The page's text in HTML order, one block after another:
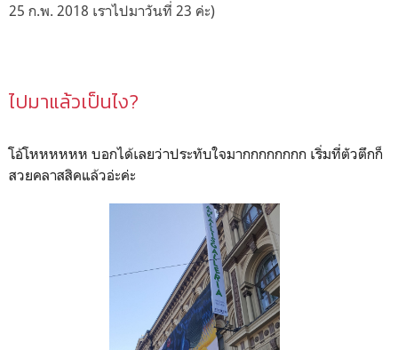
25 ก.พ. 2018 เราไปมาวันที่ 23 ค่ะ)
ไปมาแล้วเป็นไง?
โอ้โหหหหหห บอกได้เลยว่าประทับใจมากกกกกกกก เริ่มที่ตัวตึกก็
สวยคลาสสิคแล้วอ่ะค่ะ